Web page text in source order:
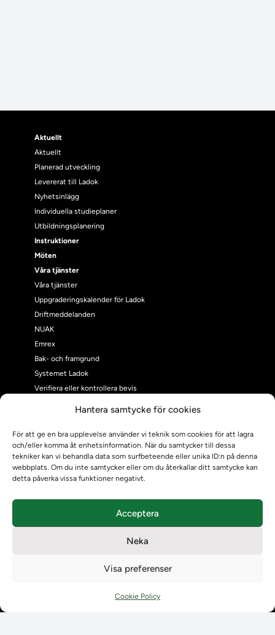
Hantera samtycke för cookies
För att ge en bra upplevelse använder vi teknik som cookies för att lagra
och/eller komma åt enhetsinformation. När du samtycker till dessa
tekniker kan vi behandla data som surfbeteende eller unika ID:n på denna
webbplats. Om du inte samtycker eller om du återkallar ditt samtycke kan
detta påverka vissa funktioner negativt.
Acceptera
Neka
Visa preferenser
Cookie Policy
Aktuellt
Aktuellt
Planerad utveckling
Levererat till Ladok
Nyhetsinlägg
Individuella studieplaner
Utbildningsplanering
Instruktioner
Möten
Våra tjänster
Våra tjänster
Uppgraderingskalender för Ladok
Driftmeddelanden
NUAK
Emrex
Bak- och framgrund
Systemet Ladok
Verifiera eller kontrollera bevis
Om oss
Om Ladokkonsortiet
Ladokkonsortiet internationellt
Vision, strategi och produktplan
Kontaktuppgifter för studenters Ladoksupport